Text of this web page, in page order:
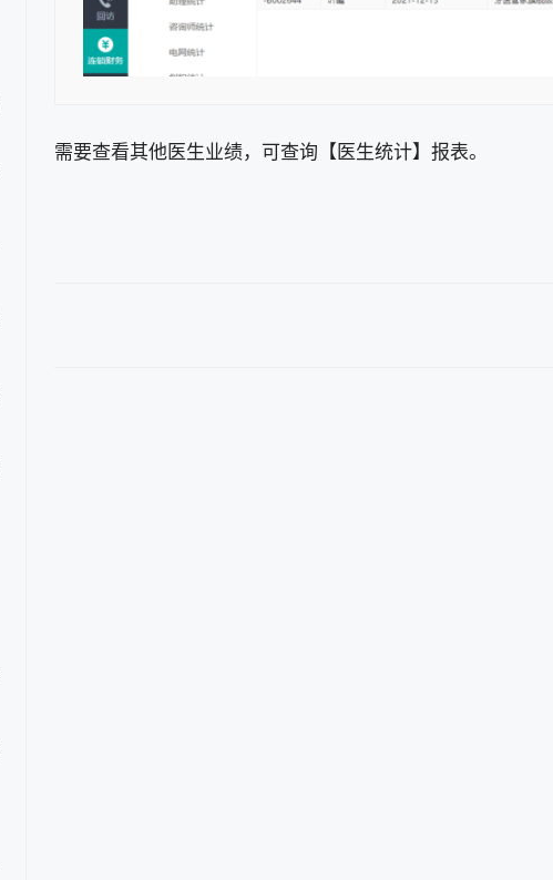
需要查看其他医生业绩，可查询【医生统计】报表。